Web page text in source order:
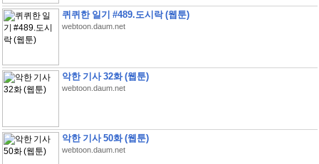
퀴퀴한 일기 #489.도시락 (웹툰)
webtoon.daum.net
악한 기사 32화 (웹툰)
webtoon.daum.net
악한 기사 50화 (웹툰)
webtoon.daum.net